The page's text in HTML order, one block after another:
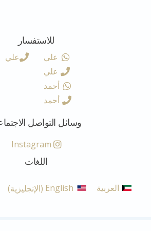
للاستفسار
علي
علي
أحمد
أحمد
علي
وسائل التواصل الاجتماعي
Instagram
اللغات
العربية English
(الإنجليزية)